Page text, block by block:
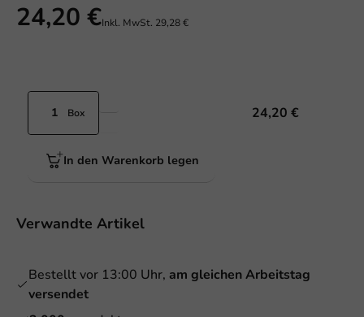
24,20 €Inkl. MwSt. 29,28 €
Box 24,20 €
In den Warenkorb legen
Verwandte Artikel
Bestellt vor 13:00 Uhr, am gleichen Arbeitstag
versendet